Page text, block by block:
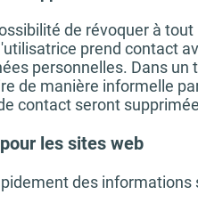
de révoquer à
prend contact
personnelles. Dans
de manière informelle
contact seront
les sites web
des